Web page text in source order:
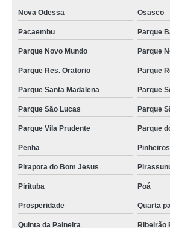
iogurteira industrial orçamento Almirante
comprar iogurteira industrial 100 litros Carandai
iogurteira industrial elétrica Três Corações
iogurteira industrial 300 litros orçamento Santo
qual o valor de iogurteira industrial elétrica Vila
fornecedor de iogurteira industrial 50 litros
iogurteira industrial orçamento Jardim Elba
iogurteira industrial 50 litros orçamento Parque
Nova Odessa Osasco
Pacaembu Parque
Parque Novo Mundo Parque
Parque Res. Oratorio Parque
Parque Santa Madalena Parque
Parque São Lucas Parque
Parque Vila Prudente Parque
Penha Pinheiros
Pirapora do Bom Jesus
Pirituba Poá
Prosperidade Quarta
Quinta da Paineira Ribeirão